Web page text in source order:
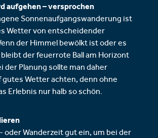
aufgehen – versprochen
Sonnenaufgangswanderung ist
Wetter von entscheidender
der Himmel bewölkt ist oder es
der feuerrote Ball am Horizont
der Planung sollte man daher
gutes Wetter achten, denn ohne
Erlebnis nur halb so schön.
oder Wanderzeit gut ein, um bei der